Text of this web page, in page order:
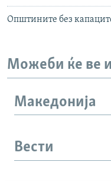
Општините без
Можеби ќе ве
Македонија
Вести